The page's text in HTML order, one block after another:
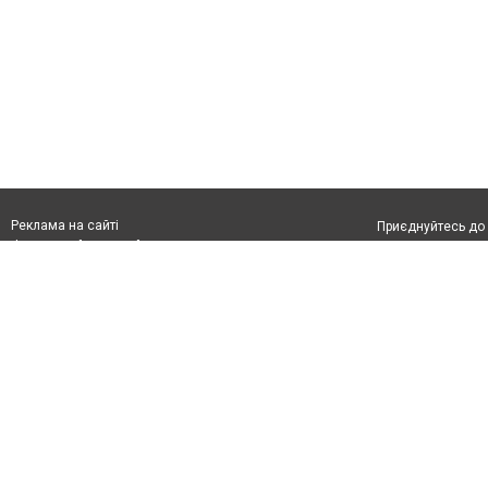
Реклама на сайті
Франшиза "CitySites"
Приєднуйтесь до